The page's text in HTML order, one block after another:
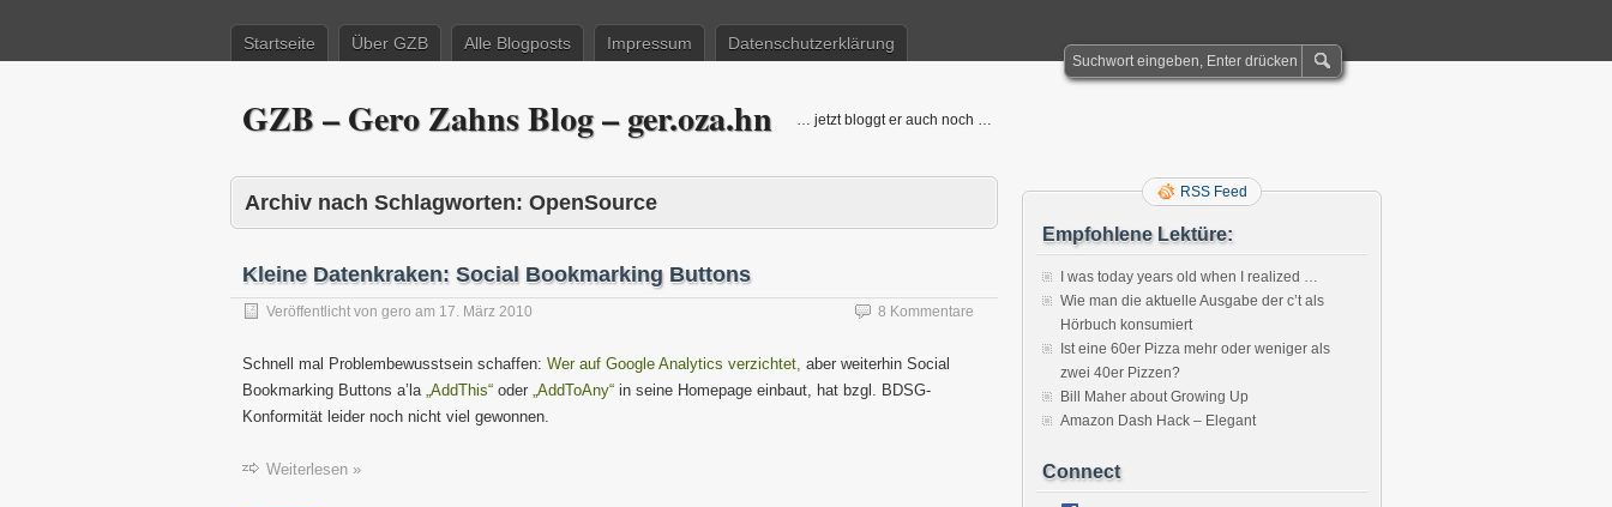
Startseite Über GZB Alle Blogposts Impressum Datenschutzerklärung
GZB – Gero Zahns Blog – ger.oza.hn … jetzt bloggt er auch noch …
Archiv nach Schlagworten: OpenSource
Kleine Datenkraken: Social Bookmarking Buttons
Veröffentlicht von gero am 17. März 2010 8 Kommentare
Schnell mal Problembewusstsein schaffen: Wer auf Google Analytics verzichtet, aber weiterhin Social
Bookmarking Buttons a’la „AddThis“ oder „AddToAny“ in seine Homepage einbaut, hat bzgl. BDSG-
Konformität leider noch nicht viel gewonnen.
Weiterlesen »
RSS Feed
Empfohlene Lektüre:
I was today years old when I realized …
Wie man die aktuelle Ausgabe der c’t als
Hörbuch konsumiert
Ist eine 60er Pizza mehr oder weniger als
zwei 40er Pizzen?
Bill Maher about Growing Up
Amazon Dash Hack – Elegant
Connect